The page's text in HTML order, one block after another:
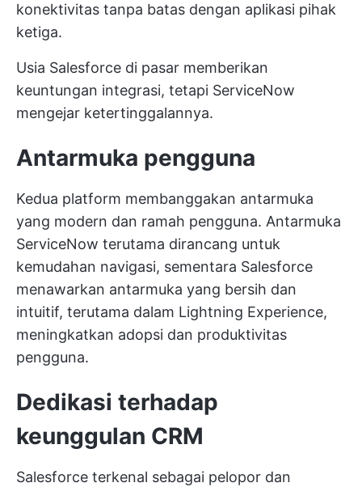
konektivitas tanpa batas dengan aplikasi pihak
ketiga.
Usia Salesforce di pasar memberikan
keuntungan integrasi, tetapi ServiceNow
mengejar ketertinggalannya.
Antarmuka pengguna
Kedua platform membanggakan antarmuka
yang modern dan ramah pengguna. Antarmuka
ServiceNow terutama dirancang untuk
kemudahan navigasi, sementara Salesforce
menawarkan antarmuka yang bersih dan
intuitif, terutama dalam Lightning Experience,
meningkatkan adopsi dan produktivitas
pengguna.
Dedikasi terhadap
keunggulan CRM
Salesforce terkenal sebagai pelopor dan